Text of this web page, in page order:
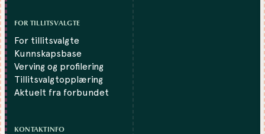
FOR TILLITSVALGTE
For tillitsvalgte
Kunnskapsbase
Verving og profilering
Tillitsvalgtopplæring
Aktuelt fra forbundet
KONTAKTINFO